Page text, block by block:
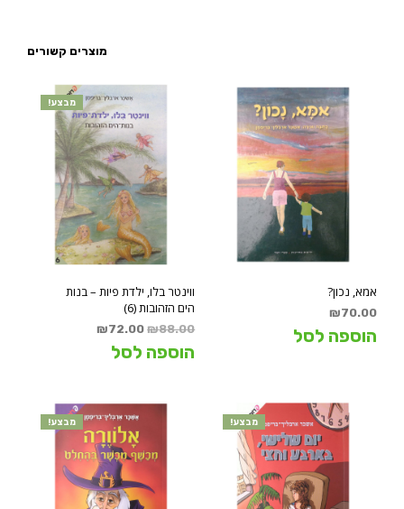
מוצרים קשורים
אמא, נכון?
₪70.00
הוספה לסל
מבצע!
ווינטר בלו, ילדת פיות – בנות
הים הזהובות (6)
₪88.00
המחיר
המקורי
היה:
₪72.00
המחיר
הוספה לסל
מבצע! מבצע!